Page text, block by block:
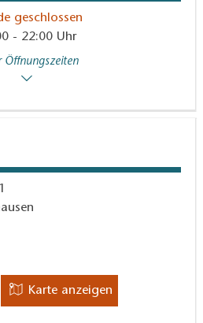
geschlossen
- 22:00 Uhr
Öffnungszeiten
Karte anzeigen